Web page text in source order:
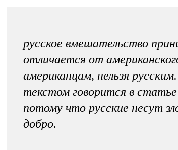
русское вмешательство
отличается от
американцам, нельзя
текстом говорится в
потому что русские несут
добро.